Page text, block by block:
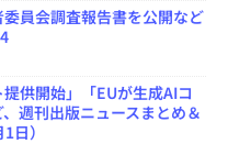
員会調査報告書を公開など
供開始」「EUが生成AIコ
週刊出版ニュースまとめ＆
日）